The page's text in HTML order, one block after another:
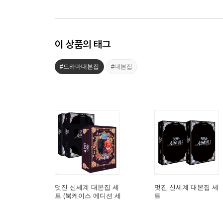
이 상품의 태그
#드라마대본집 #대본집
멋진 신세계 대본집 세
트 (북케이스 에디션 세
멋진 신세계 대본집 세
트